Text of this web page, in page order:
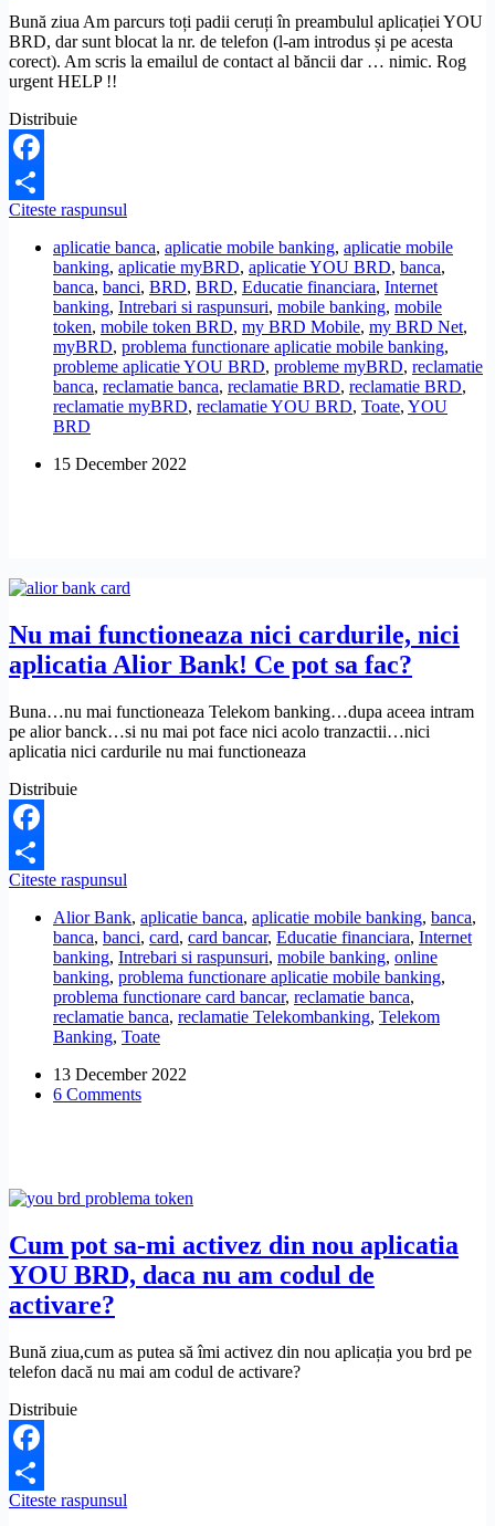
Bună ziua Am parcurs toți padii ceruți în preambulul aplicației YOU
BRD, dar sunt blocat la nr. de telefon (l-am introdus și pe acesta
corect). Am scris la emailul de contact al băncii dar … nimic. Rog
urgent HELP !!
Distribuie
Facebook
Share
Citeste raspunsul
sa
instalez
aplicatia
YOU
BRD!
Ce
pot
sa
fac?
aplicatie banca, aplicatie mobile banking, aplicatie mobile
banking, aplicatie myBRD, aplicatie YOU BRD, banca,
banca, banci, BRD, BRD, Educatie financiara, Internet
banking, Intrebari si raspunsuri, mobile banking, mobile
token, mobile token BRD, my BRD Mobile, my BRD Net,
myBRD, problema functionare aplicatie mobile banking,
probleme aplicatie YOU BRD, probleme myBRD, reclamatie
banca, reclamatie banca, reclamatie BRD, reclamatie BRD,
reclamatie myBRD, reclamatie YOU BRD, Toate, YOU
BRD
15 December 2022
Nu mai functioneaza nici cardurile, nici
aplicatia Alior Bank! Ce pot sa fac?
Buna…nu mai functioneaza Telekom banking…dupa aceea intram
pe alior banck…si nu mai pot face nici acolo tranzactii…nici
aplicatia nici cardurile nu mai functioneaza
Distribuie
Facebook
Share
Citeste raspunsul
functioneaza
nici
cardurile,
nici
aplicatia
Alior
Bank!
pot
sa
Alior Bank, aplicatie banca, aplicatie mobile banking, banca,
banca, banci, card, card bancar, Educatie financiara, Internet
banking, Intrebari si raspunsuri, mobile banking, online
banking, problema functionare aplicatie mobile banking,
problema functionare card bancar, reclamatie banca,
reclamatie banca, reclamatie Telekombanking, Telekom
Banking, Toate
13 December 2022
6 Comments
Cum pot sa-mi activez din nou aplicatia
YOU BRD, daca nu am codul de
activare?
Bună ziua,cum as putea să îmi activez din nou aplicația you brd pe
telefon dacă nu mai am codul de activare?
Distribuie
Facebook
Share
Citeste raspunsul